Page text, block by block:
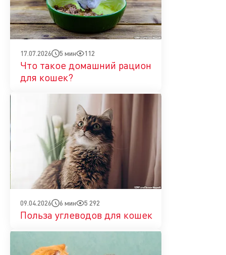
17.07.2026 5 мин 112
Что такое домашний рацион
для кошек?
09.04.2026 6 мин 5 292
Польза углеводов для кошек